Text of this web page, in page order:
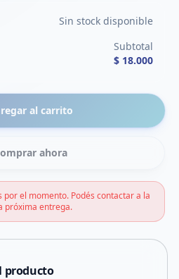
Sin stock disponible
Subtotal
$ 18.000
al carrito
ahora
por el momento. Podés contactar a la
próxima entrega.
producto